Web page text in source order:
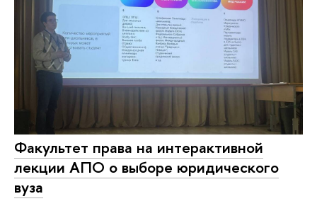
Факультет права на интерактивной
лекции АПО о выборе юридического
вуза